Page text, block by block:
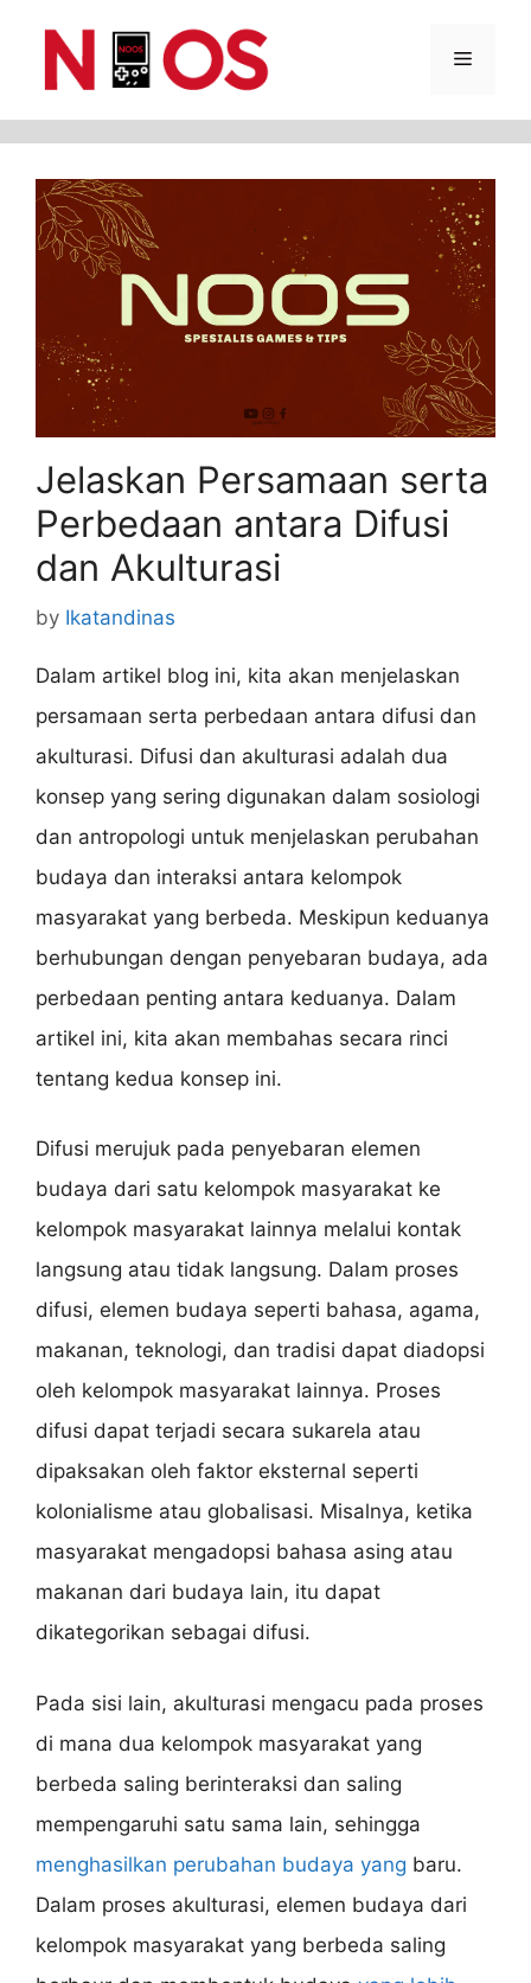
Menu
Jelaskan Persamaan serta
Perbedaan antara Difusi
dan Akulturasi
by Ikatandinas
Dalam artikel blog ini, kita akan menjelaskan
persamaan serta perbedaan antara difusi dan
akulturasi. Difusi dan akulturasi adalah dua
konsep yang sering digunakan dalam sosiologi
dan antropologi untuk menjelaskan perubahan
budaya dan interaksi antara kelompok
masyarakat yang berbeda. Meskipun keduanya
berhubungan dengan penyebaran budaya, ada
perbedaan penting antara keduanya. Dalam
artikel ini, kita akan membahas secara rinci
tentang kedua konsep ini.
Difusi merujuk pada penyebaran elemen
budaya dari satu kelompok masyarakat ke
kelompok masyarakat lainnya melalui kontak
langsung atau tidak langsung. Dalam proses
difusi, elemen budaya seperti bahasa, agama,
makanan, teknologi, dan tradisi dapat diadopsi
oleh kelompok masyarakat lainnya. Proses
difusi dapat terjadi secara sukarela atau
dipaksakan oleh faktor eksternal seperti
kolonialisme atau globalisasi. Misalnya, ketika
masyarakat mengadopsi bahasa asing atau
makanan dari budaya lain, itu dapat
dikategorikan sebagai difusi.
Pada sisi lain, akulturasi mengacu pada proses
di mana dua kelompok masyarakat yang
berbeda saling berinteraksi dan saling
mempengaruhi satu sama lain, sehingga
menghasilkan perubahan budaya yang baru.
Dalam proses akulturasi, elemen budaya dari
kelompok masyarakat yang berbeda saling